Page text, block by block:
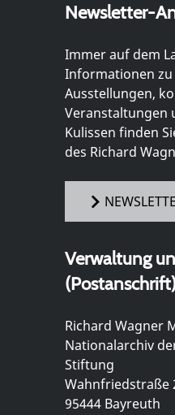
Newsletter-
Immer auf dem
Informationen
Ausstellungen,
Veranstaltungen
Kulissen finden
des Richard
Verwaltung
Richard Wagner
Nationalarchiv
Stiftung
Wahnfriedstraße
95444 Bayreuth